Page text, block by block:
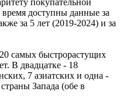
доступны данные за
за 5 лет (2019-2024) и за
самых быстрорастущих
В двадцатке - 18
7 азиатских и одна -
Запада (обе в